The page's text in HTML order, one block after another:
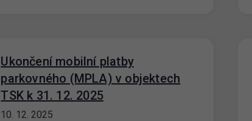
Ukončení mobilní platby
parkovného (MPLA) v objektech
TSK k 31. 12. 2025
10. 12. 2025